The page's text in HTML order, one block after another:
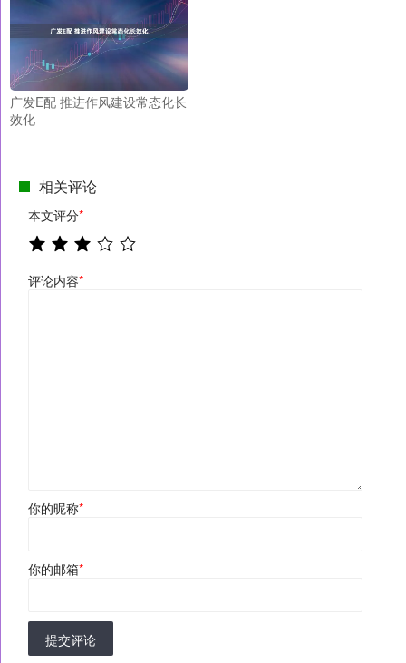
广发E配 推进作风建设常态化长
效化
相关评论
本文评分*
评论内容*
你的昵称*
你的邮箱*
提交评论